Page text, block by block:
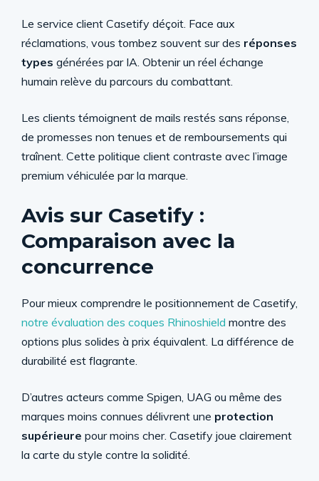
Le service client Casetify déçoit. Face aux
réclamations, vous tombez souvent sur des réponses
types générées par IA. Obtenir un réel échange
humain relève du parcours du combattant.
Les clients témoignent de mails restés sans réponse,
de promesses non tenues et de remboursements qui
traînent. Cette politique client contraste avec l’image
premium véhiculée par la marque.
Avis sur Casetify :
Comparaison avec la
concurrence
Pour mieux comprendre le positionnement de Casetify,
notre évaluation des coques Rhinoshield montre des
options plus solides à prix équivalent. La différence de
durabilité est flagrante.
D’autres acteurs comme Spigen, UAG ou même des
marques moins connues délivrent une protection
supérieure pour moins cher. Casetify joue clairement
la carte du style contre la solidité.